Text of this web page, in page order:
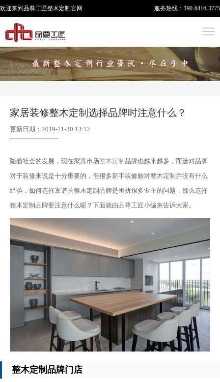
欢迎来到品尊工匠整木定制 官网 服务热线： 190-6416-3775
家居装修整木定制选择品牌时注意什么？
更新日期：2019-11-30 13:12
随着社会的发展，现在家具市场整木定制 品牌也越来越多，而选对品牌
对于装修来说是十分重要的，但很多新手装修族对整木定制并没有什么
经验，如何选择靠谱的整木定制品牌是困扰很多业主的问题，那么选择
整木定制品牌要注意什么呢？下面就由品尊工匠小编来告诉大家。
整木定制品牌门店